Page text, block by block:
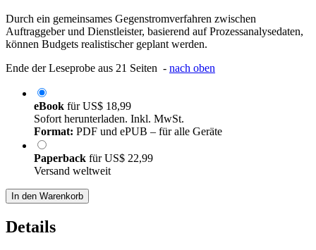
Durch ein gemeinsames Gegenstromverfahren zwischen
Auftraggeber und Dienstleister, basierend auf Prozessanalysedaten,
können Budgets realistischer geplant werden.
Ende der Leseprobe aus 21 Seiten - nach oben
eBook fürUS$ 18,99
Sofort herunterladen. Inkl. MwSt.
Format: PDF und ePUB – für alle Geräte
Paperback fürUS$ 22,99
Versand weltweit
In den Warenkorb
Details